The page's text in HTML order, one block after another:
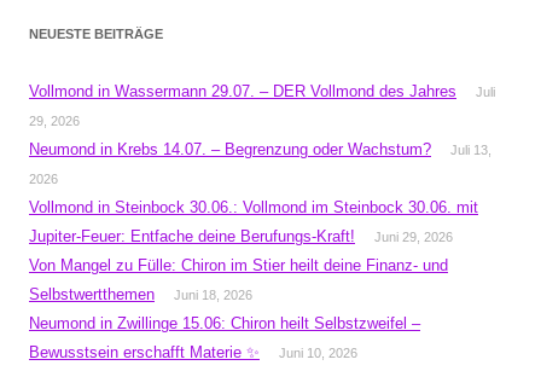
NEUESTE BEITRÄGE
Vollmond in Wassermann 29.07. – DER Vollmond des Jahres
Juli
29, 2026
Neumond in Krebs 14.07. – Begrenzung oder Wachstum?
Juli 13,
2026
Vollmond in Steinbock 30.06.: Vollmond im Steinbock 30.06. mit
Jupiter-Feuer: Entfache deine Berufungs-Kraft!
Juni 29, 2026
Von Mangel zu Fülle: Chiron im Stier heilt deine Finanz- und
Selbstwertthemen
Juni 18, 2026
Neumond in Zwillinge 15.06: Chiron heilt Selbstzweifel –
Bewusstsein erschafft Materie ✨
Juni 10, 2026